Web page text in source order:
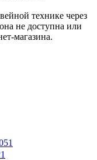
технике через
не доступна или
магазина.